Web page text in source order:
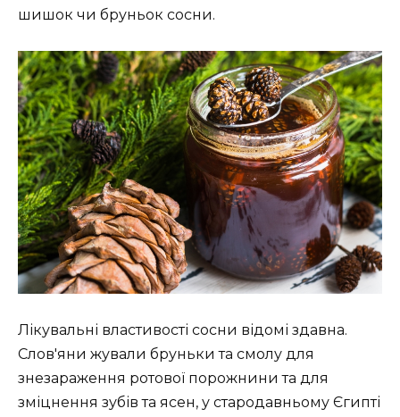
шишок чи бруньок сосни.
Лікувальні властивості сосни відомі здавна.
Слов'яни жували бруньки та смолу для
знезараження ротової порожнини та для
зміцнення зубів та ясен, у стародавньому Єгипті